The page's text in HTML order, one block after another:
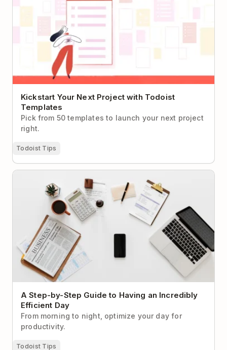
Kickstart Your Next Project with Todoist
Templates
Pick from 50 templates to launch your next project
right.
Todoist Tips
A Step-by-Step Guide to Having an Incredibly
Efficient Day
A Step-by-Step Guide to Having an Incredibly
Efficient Day
From morning to night, optimize your day for
productivity.
Todoist Tips